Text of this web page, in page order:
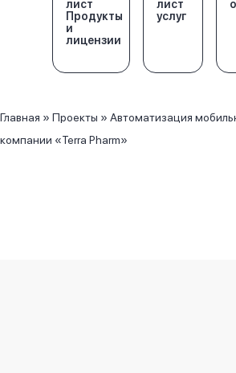
лист
Продукты
и
лицензии
лист
услуг
Главная » Проекты » Автоматизация
компании «Terra Pharm»